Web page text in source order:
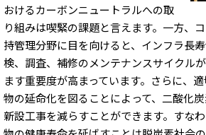
おけるカーボンニュートラルへの取
り組みは喫緊の課題と言えます。一方、
持管理分野に目を向けると、インフラ長
検、調査、補修のメンテナンスサイクル
ます重要度が高まっています。さらに、
物の延命化を図ることによって、二酸化
新設工事を減らすことができます。すな